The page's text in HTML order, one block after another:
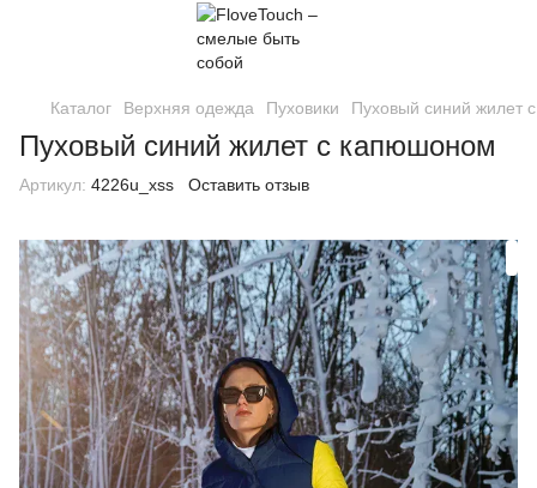
Каталог Верхняя одежда Пуховики Пуховый синий жилет
Пуховый синий жилет с капюшоном
Артикул: 4226u_xss Оставить отзыв